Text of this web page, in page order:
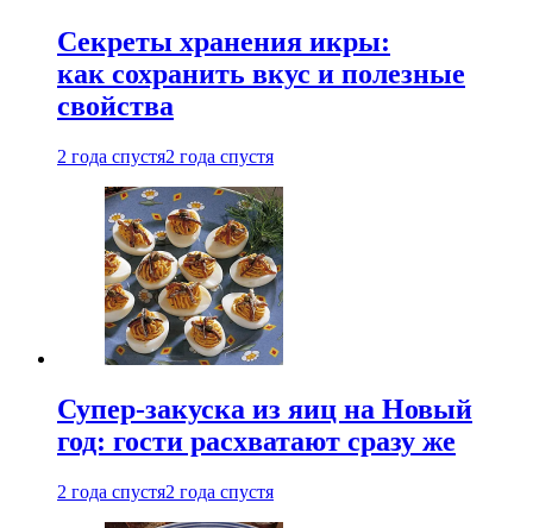
Секреты хранения икры:
как сохранить вкус и полезные
свойства
2 года спустя2 года спустя
Супер-закуска из яиц на Новый
год: гости расхватают сразу же
2 года спустя2 года спустя